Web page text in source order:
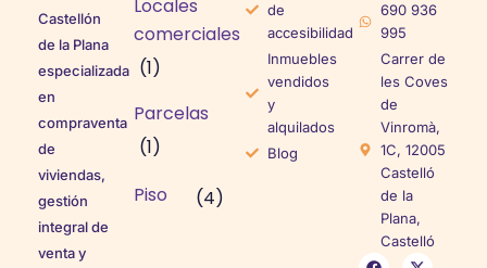
Castellón
de la Plana
especializada
en
compraventa
de
viviendas,
gestión
integral de
venta y
Locales
comerciales
(1)
Parcelas
(1)
Piso
(4)
de
accesibilidad
Inmuebles
vendidos
y
alquilados
Blog
690 936
995
Carrer de
les Coves
de
Vinromà,
1C, 12005
Castelló
de la
Plana,
Castelló